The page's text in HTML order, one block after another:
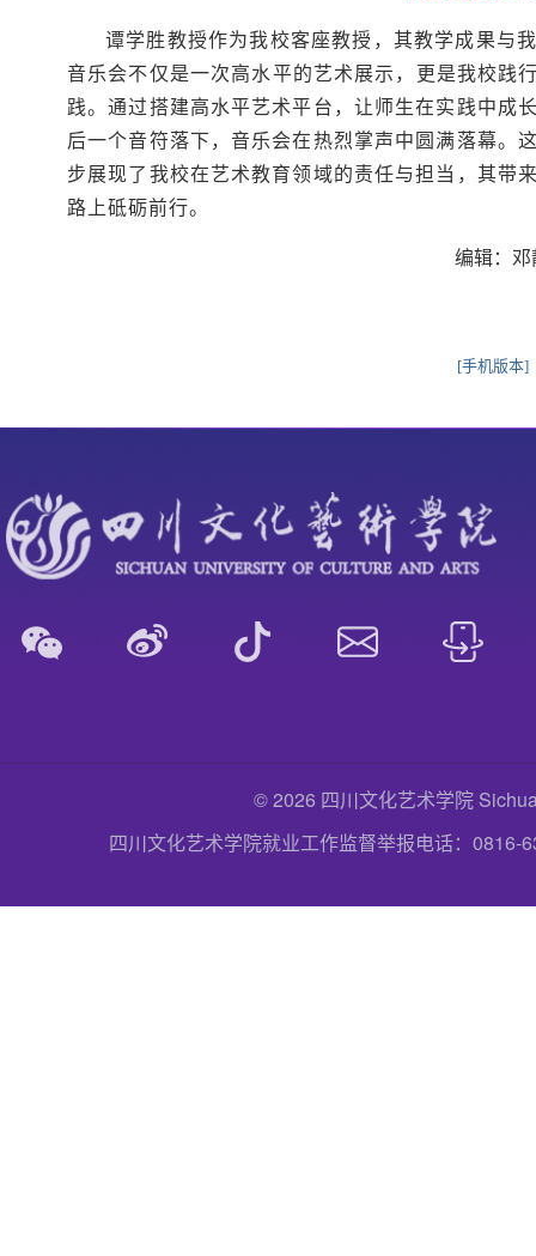
谭学胜教授作为我校客座教授，其教学成果与
音乐会不仅是一次高水平的艺术展示，更是我校践
践。通过搭建高水平艺术平台，让师生在实践中成
后一个音符落下，音乐会在热烈掌声中圆满落幕。
步展现了我校在艺术教育领域的责任与担当，其带
路上砥砺前行。
编辑：
[手机版本]
© 2026 四川文化艺术学院
四川文化艺术学院就业工作监督举报电话：